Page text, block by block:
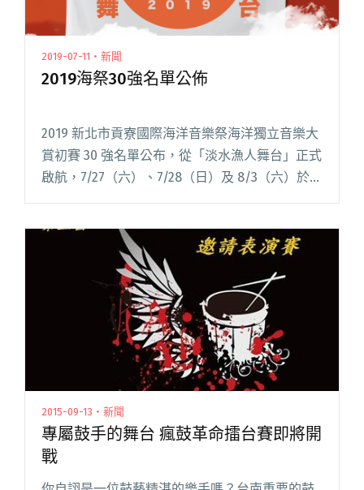
2019-07-11・新聞
2019海祭30強名單公佈
2019 新北市貢寮國際海洋音樂祭海洋獨立音樂大
賞初賽 30 強名單公布，從「淡水漁人舞台」正式
啟航，7/27（六）、7/28（日）及 8/3（六）於淡
文 "2019海祭30強名單公佈"
2015-09-13・新聞
專屬鼓手的舞台 瘋鼓革命擂台賽即將開
戰